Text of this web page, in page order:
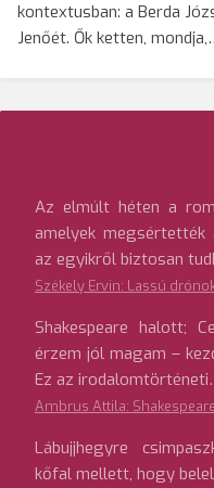
kontextusban: a Berda
Jenőét. Ők ketten,
Az elmúlt héten a
amelyek
az egyikről biztosan
Székely Ervin: Lassú
Shakespeare halott;
érzem jól magam –
Ez az
Ambrus Attila:
Lábujjhegyre
kőfal mellett, hogy